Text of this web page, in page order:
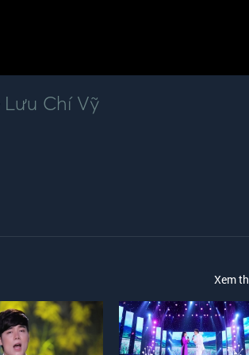
Lưu Chí Vỹ
Xem